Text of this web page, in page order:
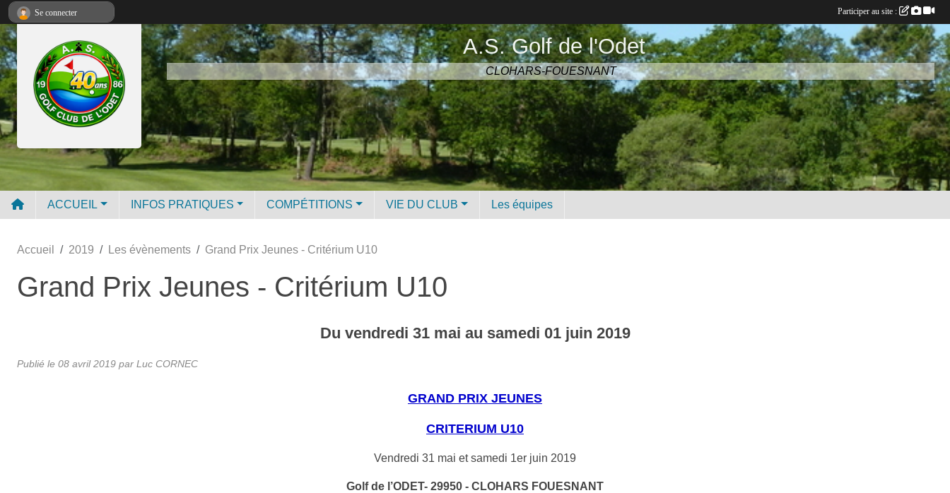
A.S. Golf de l'Odet
CLOHARS-FOUESNANT
ACCUEIL INFOS PRATIQUES COMPÉTITIONS VIE DU CLUB Les équipes
Accueil 2019 Les évènements Grand Prix Jeunes - Critérium U10
Grand Prix Jeunes - Critérium U10
Du vendredi 31 mai au samedi 01 juin 2019
Publié le 08 avril 2019 par Luc CORNEC
GRAND PRIX JEUNES
CRITERIUM U10
Vendredi 31 mai et samedi 1er juin 2019
Golf de l’ODET- 29950 - CLOHARS FOUESNANT
Se connecter Participer au site :
Panneau de gestion des cookies